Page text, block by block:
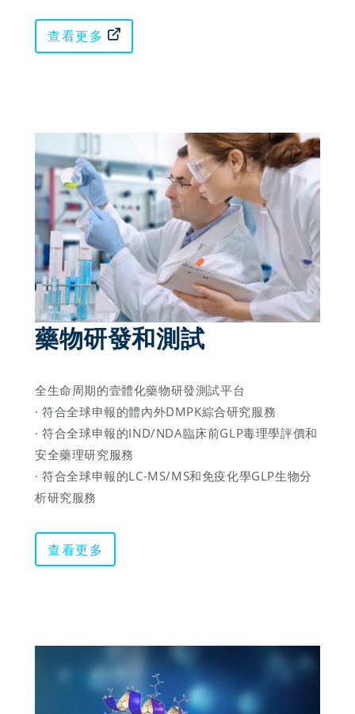
查看更多
藥物研發和測試
全生命周期的壹體化藥物研發測試平台
· 符合全球申報的體內外DMPK綜合研究服務
· 符合全球申報的IND/NDA臨床前GLP毒理學評價和
安全藥理研究服務
· 符合全球申報的LC-MS/MS和免疫化學GLP生物分
析研究服務
查看更多